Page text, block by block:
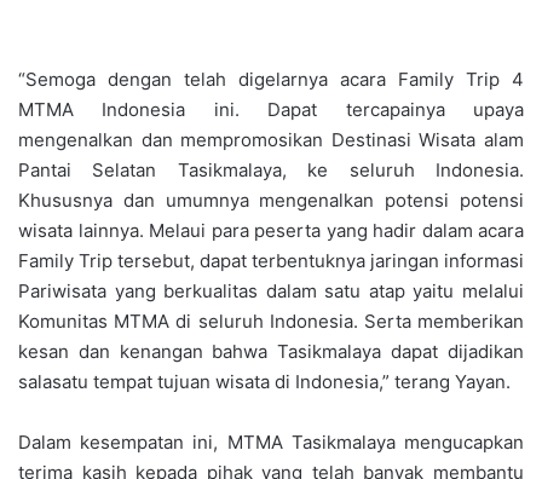
“Semoga dengan telah digelarnya acara Family Trip 4
MTMA Indonesia ini. Dapat tercapainya upaya
mengenalkan dan mempromosikan Destinasi Wisata alam
Pantai Selatan Tasikmalaya, ke seluruh Indonesia.
Khususnya dan umumnya mengenalkan potensi potensi
wisata lainnya. Melaui para peserta yang hadir dalam acara
Family Trip tersebut, dapat terbentuknya jaringan informasi
Pariwisata yang berkualitas dalam satu atap yaitu melalui
Komunitas MTMA di seluruh Indonesia. Serta memberikan
kesan dan kenangan bahwa Tasikmalaya dapat dijadikan
salasatu tempat tujuan wisata di Indonesia,” terang Yayan.
Dalam kesempatan ini, MTMA Tasikmalaya mengucapkan
terima kasih kepada pihak yang telah banyak membantu